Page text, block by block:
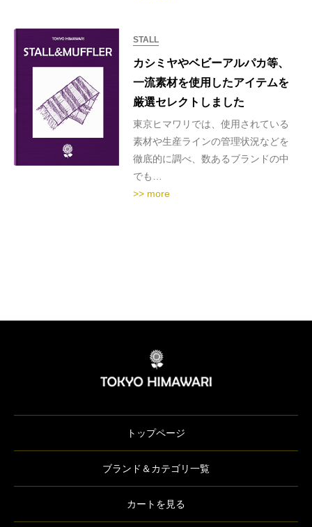
STALL
カシミヤやベビーアルパカ等、
一流素材を使用したアイテムを
厳選セレクトしました
東京ヒマワリでは、使用されている
素材や生産ラインの管理状況などを
徹底的に調べ、数あるブランドの中
でも…
>> more
トップページ
ブランド＆カテゴリ一覧
カートを見る